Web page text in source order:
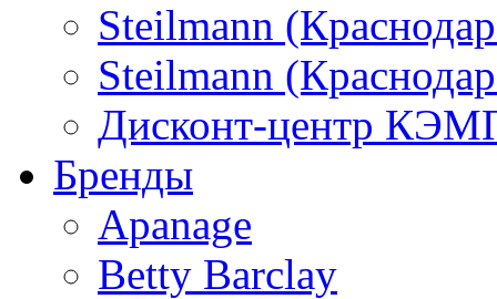
Steilmann
Steilmann
Дисконт-центр
Бренды
Apanage
Betty Barclay